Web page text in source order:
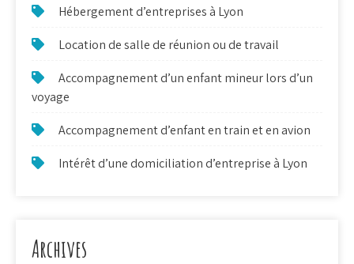
Hébergement d’entreprises à Lyon
Location de salle de réunion ou de travail
Accompagnement d’un enfant mineur lors d’un
voyage
Accompagnement d’enfant en train et en avion
Intérêt d’une domiciliation d’entreprise à Lyon
Archives